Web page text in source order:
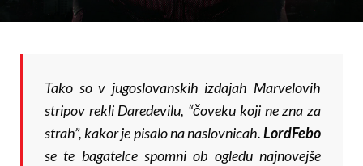
Tako so v jugoslovanskih izdajah Marvelovih
stripov rekli Daredevilu, “čoveku koji ne zna za
strah”, kakor je pisalo na naslovnicah.LordFebo
se te bagatelce spomni ob ogledu najnovejše